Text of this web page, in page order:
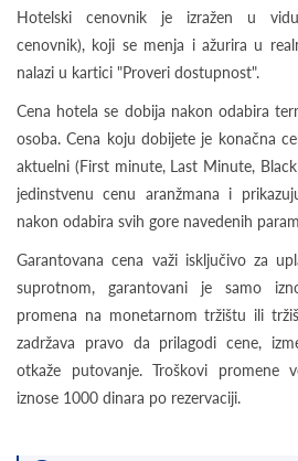
Hotelski cenovnik je izražen u vidu
cenovnik), koji se menja i ažurira u
nalazi u kartici "Proveri dostupnost".
Cena hotela se dobija nakon odabira
osoba. Cena koju dobijete je konačna
aktuelni (First minute, Last Minute,
jedinstvenu cenu aranžmana i
nakon odabira svih gore navedenih
Garantovana cena važi isključivo za
suprotnom, garantovani je samo
promena na monetarnom tržištu ili
zadržava pravo da prilagodi cene,
otkaže putovanje. Troškovi promene
iznose 1000 dinara po rezervaciji.